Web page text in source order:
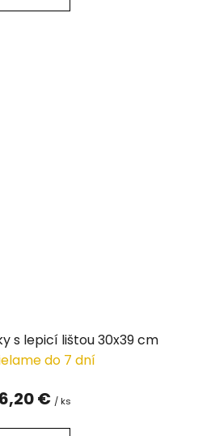
s lepicí lištou 30x39 cm
do 7 dní
€ / ks